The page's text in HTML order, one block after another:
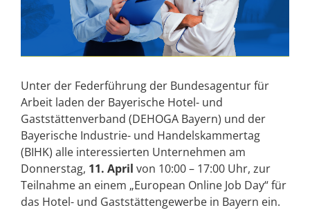
Unter der Federführung der Bundesagentur für
Arbeit laden der Bayerische Hotel- und
Gaststättenverband (DEHOGA Bayern) und der
Bayerische Industrie- und Handelskammertag
(BIHK) alle interessierten Unternehmen am
Donnerstag, 11. April von 10:00 – 17:00 Uhr, zur
Teilnahme an einem „European Online Job Day“ für
das Hotel- und Gaststättengewerbe in Bayern ein.